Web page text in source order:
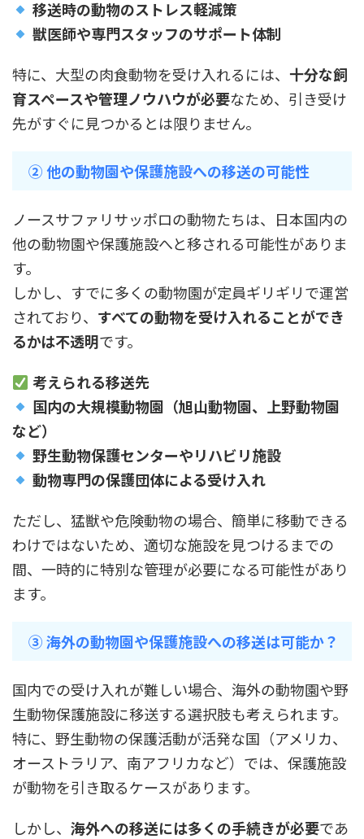
移送時の動物のストレス軽減策
獣医師や専門スタッフのサポート体制
特に、大型の肉食動物を受け入れるには、 十分な飼
育スペースや管理ノウハウが必要なため、引き受け
先がすぐに見つかるとは限りません。
② 他の動物園や保護施設への移送の可能性
ノースサファリサッポロの動物たちは、日本国内の
他の動物園や保護施設へと移される可能性がありま
す。
しかし、すでに多くの動物園が定員ギリギリで運営
されており、 すべての動物を受け入れることができ
るかは不透明です。
考えられる移送先
国内の大規模動物園（旭山動物園、上野動物園
など）
野生動物保護センターやリハビリ施設
動物専門の保護団体による受け入れ
ただし、猛獣や危険動物の場合、簡単に移動できる
わけではないため、適切な施設を見つけるまでの
間、一時的に特別な管理が必要になる可能性があり
ます。
③ 海外の動物園や保護施設への移送は可能か？
国内での受け入れが難しい場合、海外の動物園や野
生動物保護施設に移送する選択肢も考えられます。
特に、野生動物の保護活動が活発な国（アメリカ、
オーストラリア、南アフリカなど）では、保護施設
が動物を引き取るケースがあります。
しかし、 海外への移送には多くの手続きが必要であ